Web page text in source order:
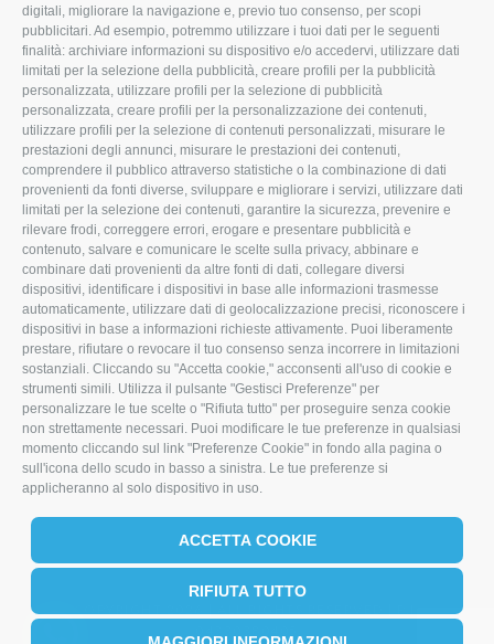
digitali, migliorare la navigazione e, previo tuo consenso, per scopi
pubblicitari. Ad esempio, potremmo utilizzare i tuoi dati per le seguenti
finalità: archiviare informazioni su dispositivo e/o accedervi, utilizzare dati
limitati per la selezione della pubblicità, creare profili per la pubblicità
personalizzata, utilizzare profili per la selezione di pubblicità
personalizzata, creare profili per la personalizzazione dei contenuti,
utilizzare profili per la selezione di contenuti personalizzati, misurare le
prestazioni degli annunci, misurare le prestazioni dei contenuti,
comprendere il pubblico attraverso statistiche o la combinazione di dati
provenienti da fonti diverse, sviluppare e migliorare i servizi, utilizzare dati
limitati per la selezione dei contenuti, garantire la sicurezza, prevenire e
rilevare frodi, correggere errori, erogare e presentare pubblicità e
contenuto, salvare e comunicare le scelte sulla privacy, abbinare e
combinare dati provenienti da altre fonti di dati, collegare diversi
dispositivi, identificare i dispositivi in base alle informazioni trasmesse
automaticamente, utilizzare dati di geolocalizzazione precisi, riconoscere i
dispositivi in base a informazioni richieste attivamente. Puoi liberamente
prestare, rifiutare o revocare il tuo consenso senza incorrere in limitazioni
sostanziali. Cliccando su "Accetta cookie," acconsenti all'uso di cookie e
strumenti simili. Utilizza il pulsante "Gestisci Preferenze" per
personalizzare le tue scelte o "Rifiuta tutto" per proseguire senza cookie
non strettamente necessari. Puoi modificare le tue preferenze in qualsiasi
momento cliccando sul link "Preferenze Cookie" in fondo alla pagina o
sull'icona dello scudo in basso a sinistra. Le tue preferenze si
applicheranno al solo dispositivo in uso.
ACCETTA COOKIE
RIFIUTA TUTTO
Via Maranello, 19
47853 Coriano (RN)
(+39) 345 0369943
info@imoristock.com
T
w
i
t
t
e
r
F
a
c
e
b
o
o
k
L
i
n
k
e
d
I
n